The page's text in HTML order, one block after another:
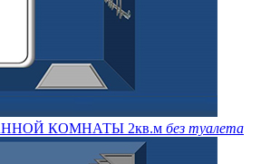
КОМНАТЫ 2кв.м без туалета